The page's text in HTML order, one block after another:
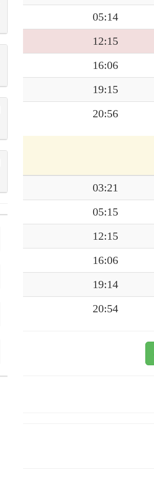
05:14
12:15
16:06
19:15
20:56
03:21
05:15
12:15
16:06
19:14
20:54